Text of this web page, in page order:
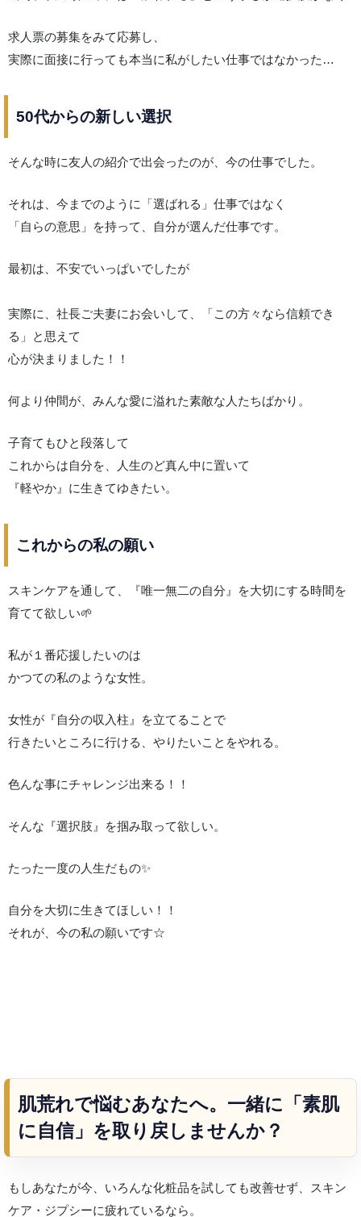
求人票の募集をみて応募し、
実際に面接に行っても本当に私がしたい仕事ではなかった…
50代からの新しい選択
そんな時に友人の紹介で出会ったのが、今の仕事でした。
それは、今までのように「選ばれる」仕事ではなく
「自らの意思」を持って、自分が選んだ仕事です。
最初は、不安でいっぱいでしたが
実際に、社長ご夫妻にお会いして、「この方々なら信頼でき
る」と思えて
心が決まりました！！
何より仲間が、みんな愛に溢れた素敵な人たちばかり。
子育てもひと段落して
これからは自分を、人生のど真ん中に置いて
『軽やか』に生きてゆきたい。
これからの私の願い
スキンケアを通して、『唯一無二の自分』を大切にする時間を
育てて欲しい🌱
私が１番応援したいのは
かつての私のような女性。
女性が『自分の収入柱』を立てることで
行きたいところに行ける、やりたいことをやれる。
色んな事にチャレンジ出来る！！
そんな『選択肢』を掴み取って欲しい。
たった一度の人生だもの✨️
自分を大切に生きてほしい！！
それが、今の私の願いです☆
肌荒れで悩むあなたへ。一緒に「素肌
に自信」を取り戻しませんか？
もしあなたが今、いろんな化粧品を試しても改善せず、スキン
ケア・ジプシーに疲れているなら。